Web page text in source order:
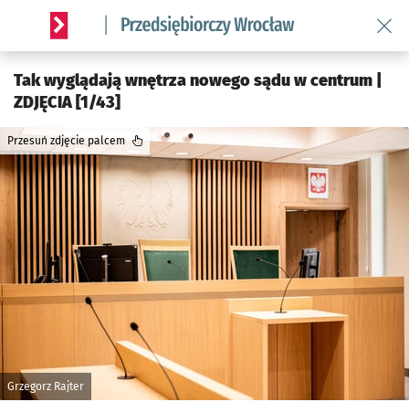
Serwis informacyjny wroclaw.pl podserwis: Strategia
Tak wyglądają wnętrza nowego sądu w centrum |
ZDJĘCIA [1/43]
Grzegorz Rajter
Przesuń zdjęcie palcem